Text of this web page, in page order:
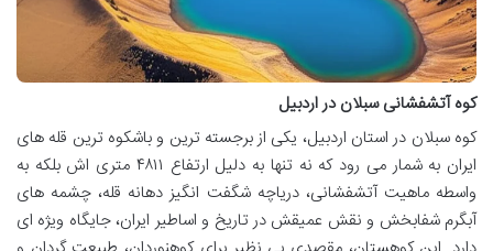
کوه آتشفشانی سبلان در اردبیل
کوه سبلان در استان اردبیل، یکی از برجسته ترین و باشکوه ترین قله های
ایران به شمار می رود که نه تنها به دلیل ارتفاع ۴۸۱۱ متری اش بلکه به
واسطه ماهیت آتشفشانی، دریاچه شگفت انگیز دهانه قله، چشمه های
آبگرم شفابخش و نقش عمیقش در تاریخ و اساطیر ایران، جایگاه ویژه ای